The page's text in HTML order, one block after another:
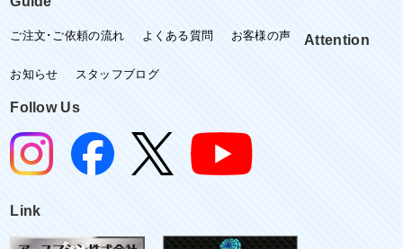
ご注文･ご依頼の流れ よくある質問 お客様の声 Attention
お知らせ スタッフブログ
Follow Us
Link